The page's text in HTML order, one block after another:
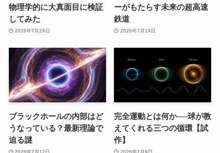
物理学的に大真面目に検証
してみた
2026年7月26日
ーがもたらす未来の超高速
鉄道
2026年7月19日
ブラックホールの内部はど
うなっている？最新理論で
迫る謎
2026年7月12日
完全運動とは何か──球が教
えてくれる三つの循環【試
作】
2026年7月9日